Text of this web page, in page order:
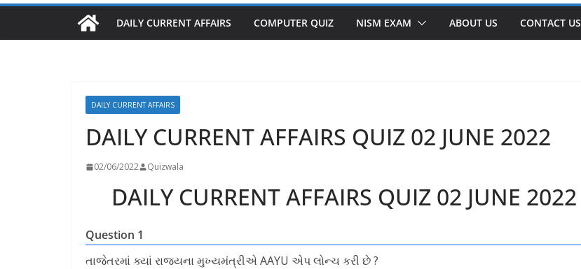
DAILY CURRENT AFFAIRS COMPUTER QUIZ NISM EXAM ABOUT US CONTACT US
DAILY CURRENT AFFAIRS
DAILY CURRENT AFFAIRS QUIZ 02 JUNE 2022
02/06/2022 Quizwala
DAILY CURRENT AFFAIRS QUIZ 02 JUNE 2022
Question 1
તાજેતરમાં ક્યાં રાજયના મુખ્યમંત્રીએ AAYU એપ લોન્ચ કરી છે ?